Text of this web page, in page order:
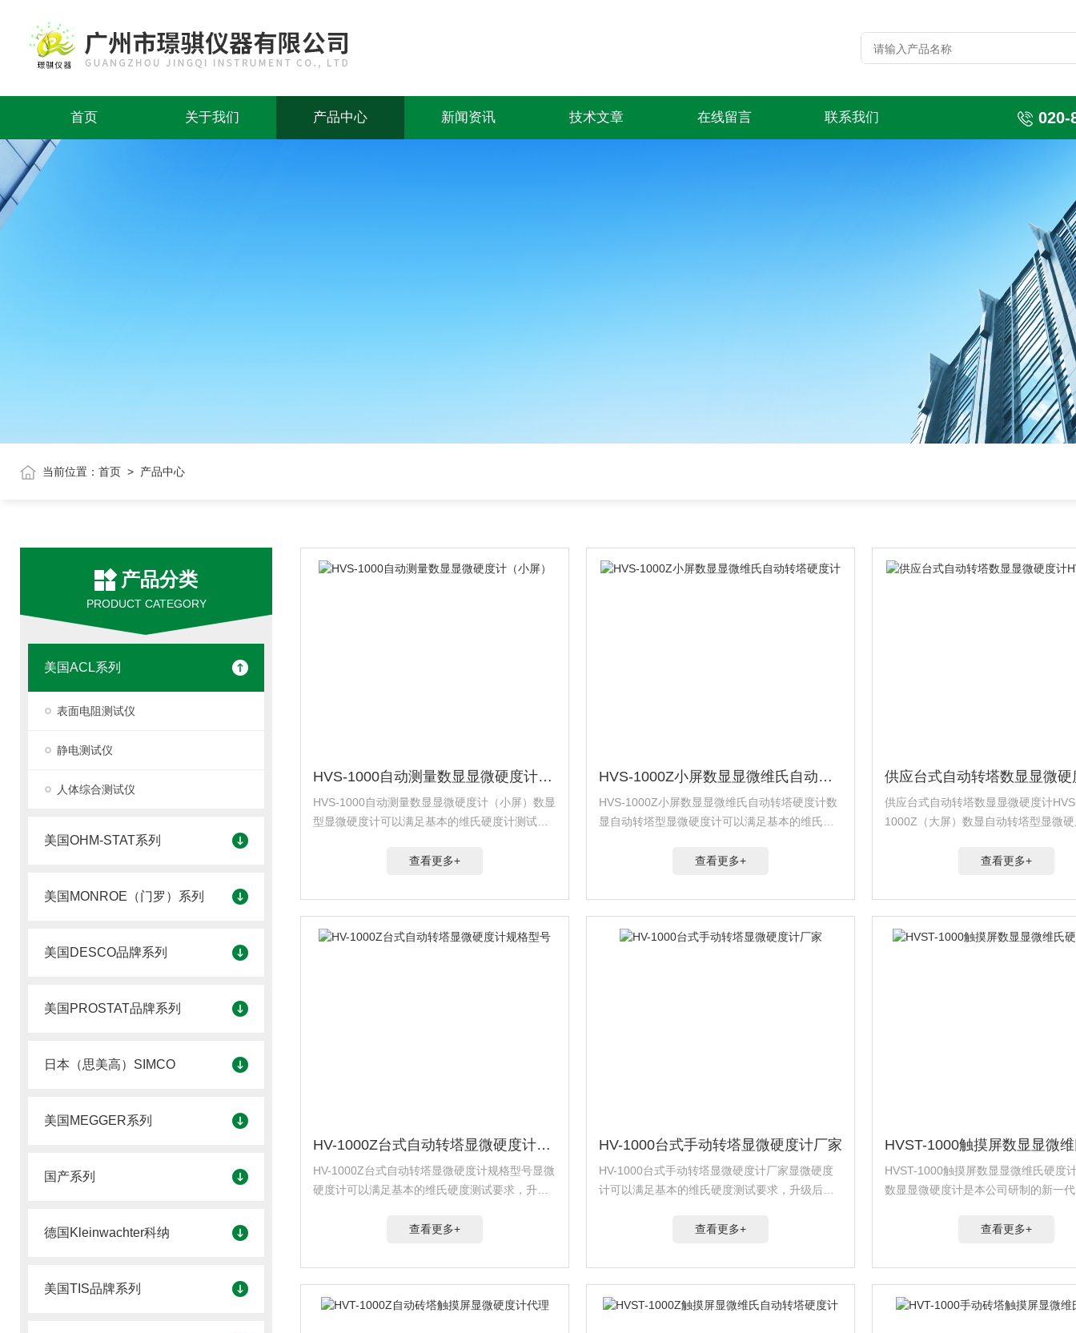
首页 关于我们 产品中心 新闻资讯 技术文章 在线留言 联系我们 020-
当前位置： 首页 > 产品中心
产品分类
PRODUCT CATEGORY
美国ACL系列
表面电阻测试仪
静电测试仪
人体综合测试仪
美国OHM-STAT系列
美国MONROE（门罗）系列
美国DESCO品牌系列
美国PROSTAT品牌系列
日本（思美高）SIMCO
美国MEGGER系列
国产系列
德国Kleinwachter科纳
美国TIS品牌系列
HVS-1000自动测量数显显微硬度计（小屏）
HVS-1000自动测量数显显微硬度计（小屏）数显
型显微硬度计可以满足基本的维氏硬度计测试要
度，从而更加快速准确的得出测量值。
查看更多+
HVS-1000Z小屏数显显微维氏自动转塔硬度计
HVS-1000Z小屏数显显微维氏自动转塔硬度计数
显自动转塔型显微硬度计可以满足基本的维氏硬
读取测量长度，从而更加快速准确的得出测量
查看更多+
供应台式自动转塔数显显微硬度计
1000Z（大屏）数显自动转塔型显微
测微目镜可以直接读取测量长度，从
查看更多+
HV-1000Z台式自动转塔显微硬度计规格型号
HV-1000Z台式自动转塔显微硬度计规格型号显微
硬度计可以满足基本的维氏硬度测试要求，升级
查看更多+
HV-1000台式手动转塔显微硬度计厂家
HV-1000台式手动转塔显微硬度计厂家显微硬度
计可以满足基本的维氏硬度测试要求，升级后的
查看更多+
HVST-1000触摸屏数显显微维氏硬度
数显显微硬度计是本公司研制的新一
可靠性、可操作性和重复性，是测试
查看更多+